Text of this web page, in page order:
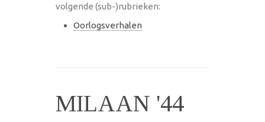
volgende (sub-)rubrieken:
Oorlogsverhalen
MILAAN '44